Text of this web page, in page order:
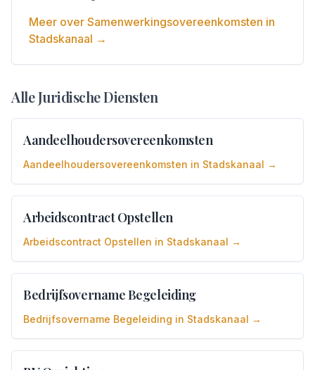
Meer over Samenwerkingsovereenkomsten in
Stadskanaal →
Alle Juridische Diensten
Aandeelhoudersovereenkomsten
Aandeelhoudersovereenkomsten in Stadskanaal →
Arbeidscontract Opstellen
Arbeidscontract Opstellen in Stadskanaal →
Bedrijfsovername Begeleiding
Bedrijfsovername Begeleiding in Stadskanaal →